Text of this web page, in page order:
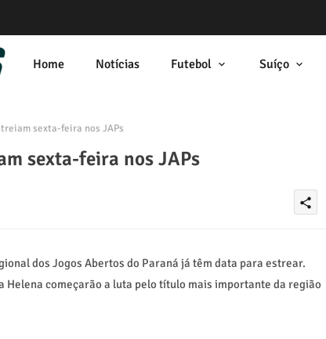
Home Notícias Futebol Suíço
sexta-feira nos JAPs
sexta-feira nos JAPs
share
dos Jogos Abertos do Paraná já têm data para estrear.
Helena começarão a luta pelo título mais importante da região